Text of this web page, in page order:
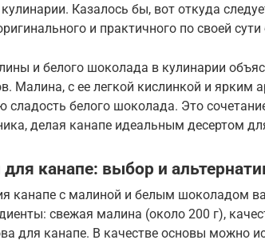
Казалось бы, вот откуда
и практичного по своей
и белого шоколада в кулинарии
Малина, с ее легкой кислинкой и ярким
сладость белого шоколада. Это
делая канапе идеальным десертом
канапе: выбор и
канапе с малиной и белым шоколадом
свежая малина (около 200 г),
для канапе. В качестве основы можно